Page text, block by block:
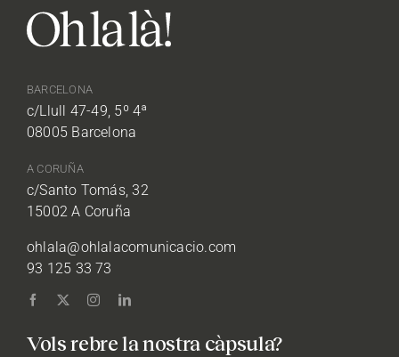
BARCELONA
c/Llull 47-49, 5º 4ª
08005 Barcelona
A CORUÑA
c/Santo Tomás, 32
15002 A Coruña
ohlala@ohlalacomunicacio.com
93 125 33 73
Vols rebre la nostra càpsula?